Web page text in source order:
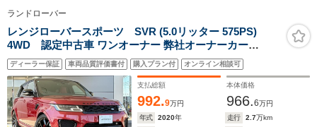
ランドローバー
レンジローバースポーツ SVR (5.0リッター 575PS)
4WD 認定中古車 ワンオーナー 弊社オーナーカー
MERIDIANサラウンド ヒーター&クーラー付きフロント
シート ヒーター付きリアシート 22インチ純正ホイール ア
ダプティブクルーズコントロール パワーバックドア
ディーラー保証 車両品質評価書付 購入プラン付 オンライン相談可
支払総額
992.9万円
本体価格
966.6万円
年式
2020年 走行 2.7万km